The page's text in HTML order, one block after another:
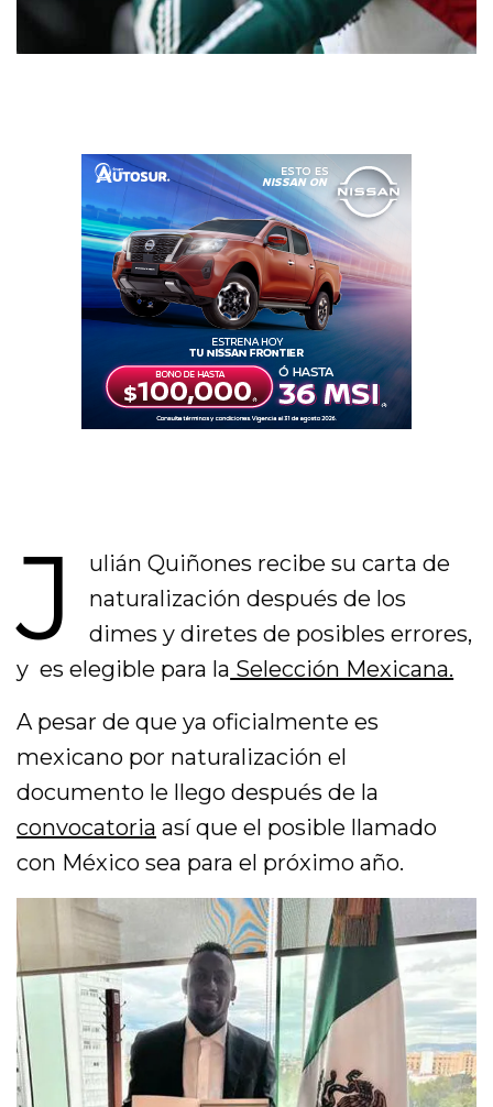
J
ulián Quiñones recibe su carta de
naturalización después de los
dimes y diretes de posibles errores,
y es elegible para la Selección Mexicana.
A pesar de que ya oficialmente es
mexicano por naturalización el
documento le llego después de la
convocatoria así que el posible llamado
con México sea para el próximo año.